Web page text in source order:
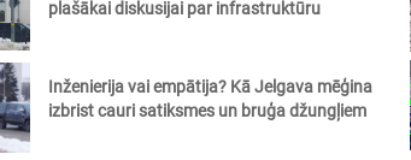
plašākai diskusijai par infrastruktūru
Inženierija vai empātija? Kā Jelgava mēģina
izbrist cauri satiksmes un bruģa džungļiem